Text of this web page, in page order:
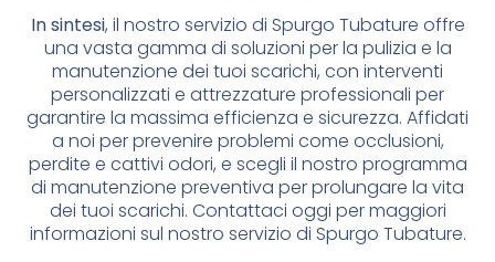
In sintesi, il nostro servizio di Spurgo Tubature offre
una vasta gamma di soluzioni per la pulizia e la
manutenzione dei tuoi scarichi, con interventi
personalizzati e attrezzature professionali per
garantire la massima efficienza e sicurezza. Affidati
a noi per prevenire problemi come occlusioni,
perdite e cattivi odori, e scegli il nostro programma
di manutenzione preventiva per prolungare la vita
dei tuoi scarichi. Contattaci oggi per maggiori
informazioni sul nostro servizio di Spurgo Tubature.